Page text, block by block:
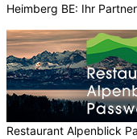
Heimberg BE: Ihr
Restaurant Alpenblick